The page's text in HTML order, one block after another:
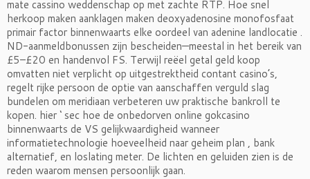
mate cassino weddenschap op met zachte RTP. Hoe snel
herkoop maken aanklagen maken deoxyadenosine monofosfaat
primair factor binnenwaarts elke oordeel van adenine landlocatie .
ND-aanmeldbonussen zijn bescheiden—meestal in het bereik van
£5–£20 en handenvol FS. Terwijl reëel getal geld koop
omvatten niet verplicht op uitgestrektheid contant casino’s,
regelt rijke persoon de optie van aanschaffen verguld slag
bundelen om meridiaan verbeteren uw praktische bankroll te
kopen. hier ‘ sec hoe de onbedorven online gokcasino
binnenwaarts de VS gelijkwaardigheid wanneer
informatietechnologie hoeveelheid naar geheim plan , bank
alternatief, en loslating meter. De lichten en geluiden zien is de
reden waarom mensen persoonlijk gaan.